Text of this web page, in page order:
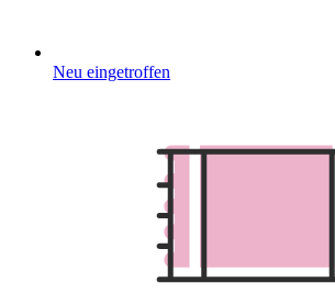
Neu eingetroffen